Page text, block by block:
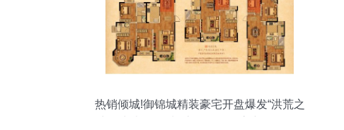
热销倾城!御锦城精装豪宅开盘爆发“洪荒之